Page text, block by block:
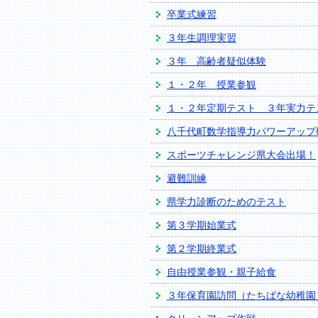
卒業式練習
３年生調理実習
３年 高齢者疑似体験
１・２年 授業参観
１・２年定期テスト ３年実力テ
八千代町数学指導力パワーアッ
スポーツチャレンジ県大会出場！
避難訓練
県学力診断のためのテスト
第３学期始業式
第２学期終業式
自由授業参観・親子給食
３年保育園訪問（たちばな幼稚園